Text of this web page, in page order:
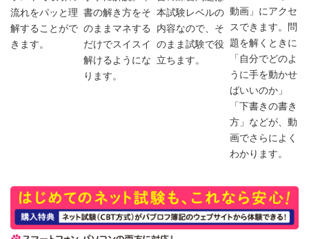
流れをパッと理
解することがで
きます。
書の解き方をそ
のままマネする
だけでスイスイ
解けるようにな
ります。
本試験レベルの
内容なので、そ
のまま試験で役
立ちます。
動画」にアクセ
スできます。問
題を解くときに
「自分でどのよ
うに手を動かせ
ばいいのか」
「下書きの書き
方」などが、動
画でさらによく
わかります。